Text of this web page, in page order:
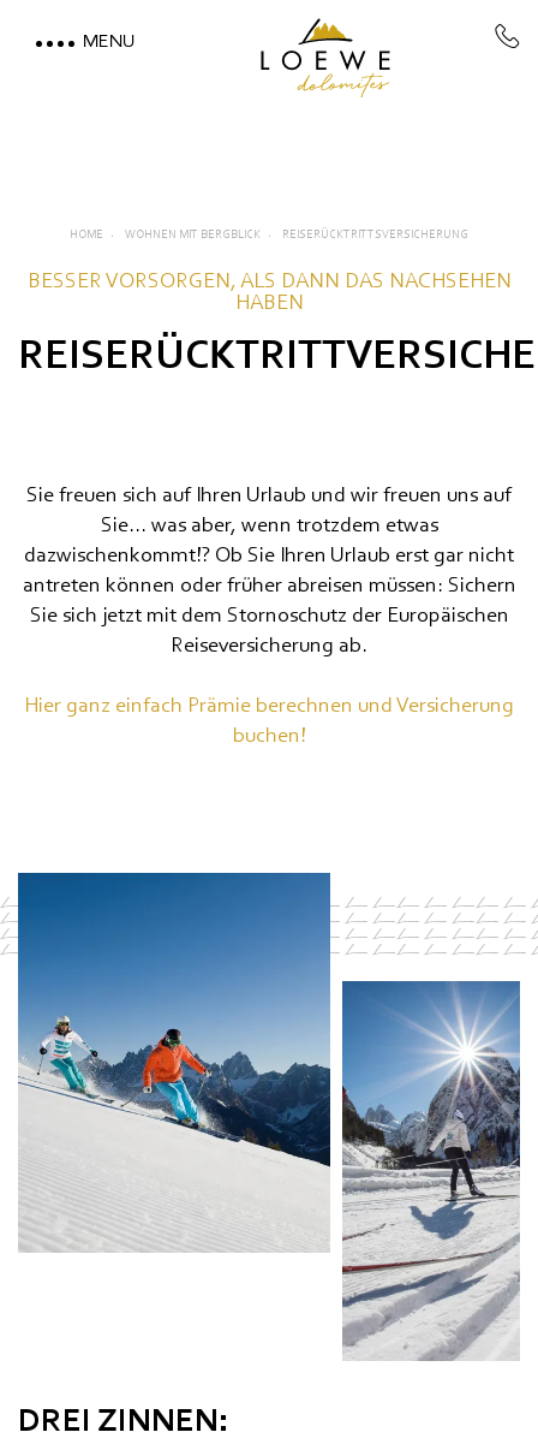
LOEWE DOLOMITES
Zimmer, Suiten & Preise
Inklusivleistungen
Gut zu wissen
Reiserücktrittsversicherung
MOUNTAIN SPA &
FEEL THE DOLOMITES
MENU
HOME WOHNEN MIT BERGBLICK REISERÜCKTRITTSVERSICHERUNG
BESSER VORSORGEN, ALS DANN DAS NACHSEHEN
HABEN
Sie freuen sich auf Ihren Urlaub und wir freuen uns auf
Sie... was aber, wenn trotzdem etwas
dazwischenkommt!? Ob Sie Ihren Urlaub erst gar nicht
antreten können oder früher abreisen müssen: Sichern
Sie sich jetzt mit dem Stornoschutz der Europäischen
Reiseversicherung ab.
Hier ganz einfach Prämie berechnen und Versicherung
buchen!
DREI ZINNEN: